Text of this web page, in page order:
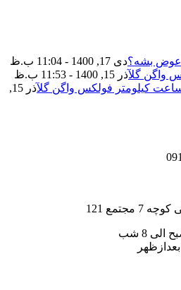
عوض بشه؟دی 17, 1400 - 11:04 ب.ظ
واگن گلآذر 15, 1400 - 11:53 ب.ظ
کیلومتر فولکس واگن گل
آذر 15,
121